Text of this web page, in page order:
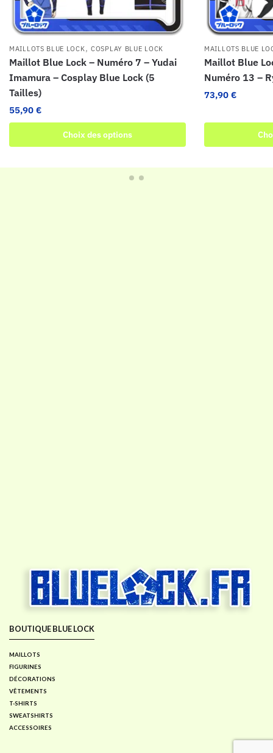
MAILLOTS BLUE LOCK,COSPLAY BLUE LOCK
Maillot Blue Lock – Numéro 7 – Yudai
Imamura – Cosplay Blue Lock (5
Tailles)
55,90 €
Choix des options
MAILLOTS BLUE
Maillot Blue
Numéro 13 –
73,90 €
BOUTIQUE BLUE LOCK
MAILLOTS
FIGURINES
DÉCORATIONS
VÊTEMENTS
T-SHIRTS
SWEATSHIRTS
ACCESSOIRES